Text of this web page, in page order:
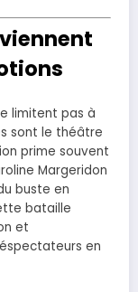
limitent pas à
sont le théâtre
prime souvent
Margeridon
buste en
bataille
et
en